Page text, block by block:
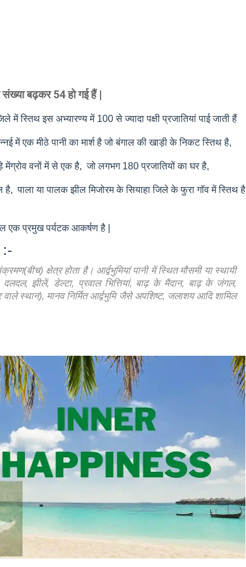
संख्या बढ़कर54हो गई हैं |
में स्तिथ इस अभ्यारण्य में 100 से ज्यादा पक्षी प्रजातियां पाई जाती हैं
में एक मीठे पानी का मार्श है जो बंगाल की खाड़ी के निकट स्तिथ है,
वनों में से एक है, जो लगभग 180 प्रजातियों का घर है,
पाला या पालक झील मिजोरम के सियाहा जिले के फुरा गॉव में स्तिथ है
एक प्रमुख पर्यटक आकर्षण है |
:-
क्षेत्र होता है। आर्द्वभुमियां पानी में स्थित मौसमी या स्थायी
दलदल, झीलें, डेल्टा, प्रवाल भित्तियां, बाढ़ के मैदान, बाढ़ के जंगल,
स्थान), मानव निर्मित आर्द्वभुमि जैसे अपशिष्ट, जलाशय आदि शामिल